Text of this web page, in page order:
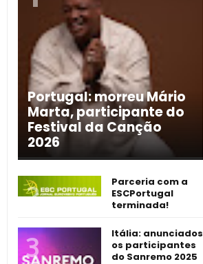
Portugal: morreu Mário
Marta, participante do
Festival da Canção
2026
Parceria com a
ESCPortugal
terminada!
Itália: anunciados
os participantes
do Sanremo 2025